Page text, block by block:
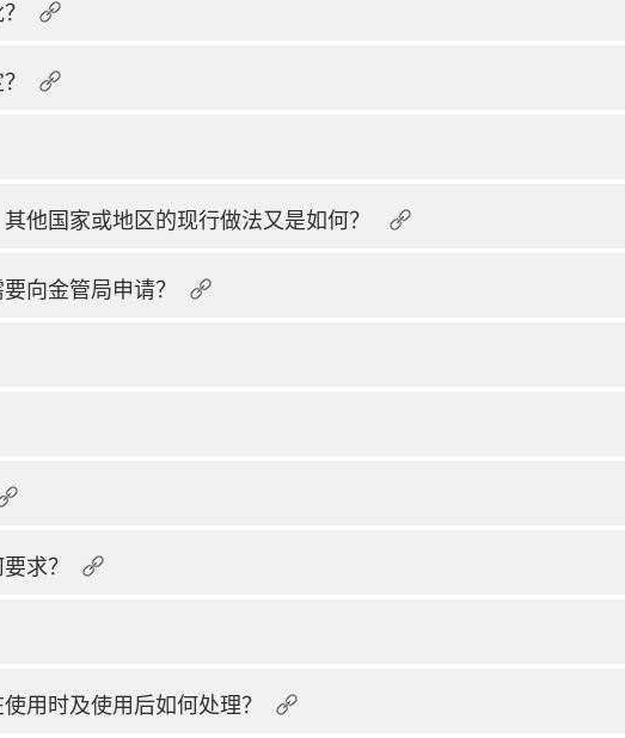
他国家或地区的现行做法又是如何？
向金管局申请？
求？
用时及使用后如何处理？